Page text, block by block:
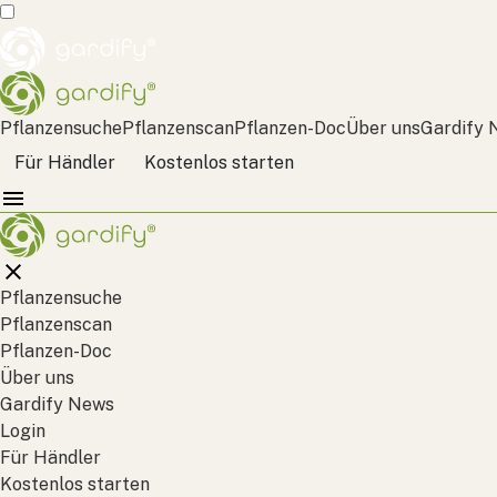
PflanzensuchePflanzenscanPflanzen-DocÜber unsGardify
Für Händler
Kostenlos starten
Pflanzensuche
Pflanzenscan
Pflanzen-Doc
Über uns
Gardify News
Login
Für Händler
Kostenlos starten